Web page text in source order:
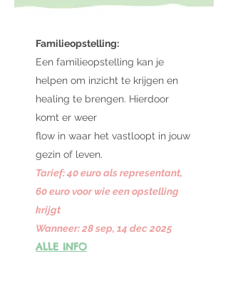
Familieopstelling:
Een familieopstelling kan je
helpen om inzicht te krijgen en
healing te brengen. Hierdoor
komt er weer
flow in waar het vastloopt in jouw
gezin of leven.
Tarief: 40euro alsrepresentant,
60 euro voor wie een opstelling
krijgt
Wanneer: 28 sep, 14 dec 2025
ALLE INFO